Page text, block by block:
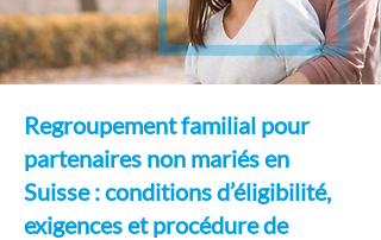
Regroupement familial pour
partenaires non mariés en
Suisse : conditions d’éligibilité,
exigences et procédure de